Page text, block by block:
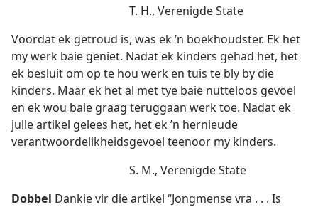
T. H., Verenigde State
Voordat ek getroud is, was ek ’n boekhoudster. Ek het
my werk baie geniet. Nadat ek kinders gehad het, het
ek besluit om op te hou werk en tuis te bly by die
kinders. Maar ek het al met tye baie nutteloos gevoel
en ek wou baie graag teruggaan werk toe. Nadat ek
julle artikel gelees het, het ek ’n hernieude
verantwoordelikheidsgevoel teenoor my kinders.
S. M., Verenigde State
Dobbel Dankie vir die artikel “Jongmense vra . . . Is